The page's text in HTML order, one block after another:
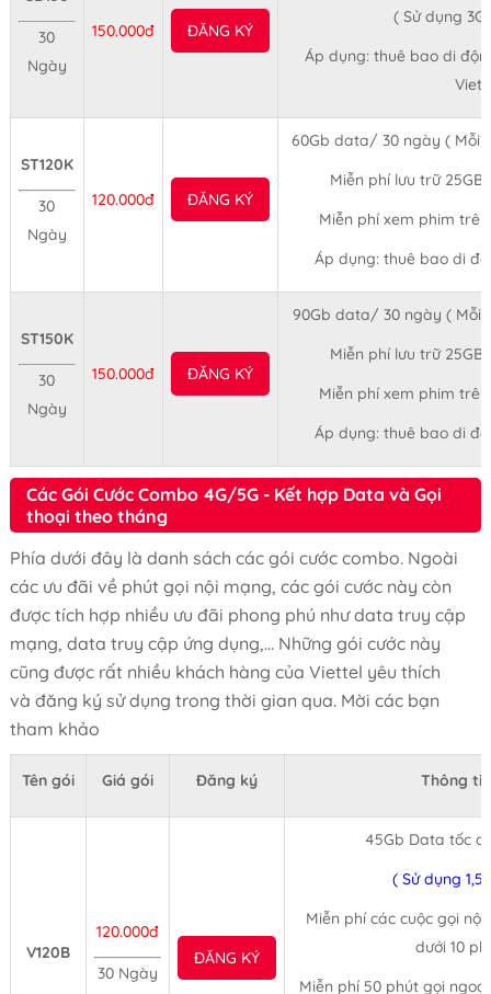
30
Ngày
150.000đ ĐĂNG KÝ
( Sử dụng
Áp dụng: thuê bao di
ST120K
30
Ngày
120.000đ ĐĂNG KÝ
60Gb data/ 30 ngày ( Mỗi
Miễn phí lưu trữ
Miễn phí xem phim
Áp dụng: thuê bao di
ST150K
30
Ngày
150.000đ ĐĂNG KÝ
90Gb data/ 30 ngày ( Mỗi
Miễn phí lưu trữ
Miễn phí xem phim
Áp dụng: thuê bao di
Các Gói Cước Combo 4G/5G - Kết hợp Data và Gọi
thoại theo tháng
Phía dưới đây là danh sách các gói cước combo. Ngoài
các ưu đãi về phút gọi nội mạng, các gói cước này còn
được tích hợp nhiều ưu đãi phong phú như data truy cập
mạng, data truy cập ứng dụng,... Những gói cước này
cũng được rất nhiều khách hàng của Viettel yêu thích
và đăng ký sử dụng trong thời gian qua. Mời các bạn
tham khảo
Tên gói Giá gói Đăng ký Thông
V120B
120.000đ
30 Ngày
ĐĂNG KÝ
45Gb Data tốc
( Sử dụng
Miễn phí các cuộc gọi
dưới 10
Miễn phí 50 phút gọi